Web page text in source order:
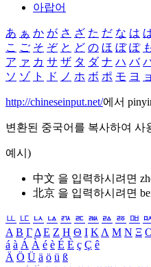
아랍어
あ ぁ か が さ ざ た だ な は
こ ご そ ぞ と ど の ほ ぼ ぽ
ア ァ カ サ ザ タ ダ ナ ハ バ
ソ ゾ ト ド ノ ホ ボ ポ モ ヨ ョ
http://chineseinput.net/에서
변환된 중국어를 복사하여 사
예시)
中文 을 입력하시려면
北京 을 입력하시려면
ㅥ ㅦ ㅧ ㅨ ㅩ ㅪ ㅫ ㅬ ㅭ ㅮ
Α Β ΓΔ Ε Ζ Η Θ Ι ΚΛ Μ Ν Ξ
á à Á À é è É È ç Ç ê
Ä Ö Ü ä ö ü ß